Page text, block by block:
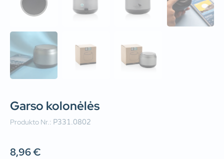
Garso kolonėlės
Produkto Nr.: P331.0802
8,96€